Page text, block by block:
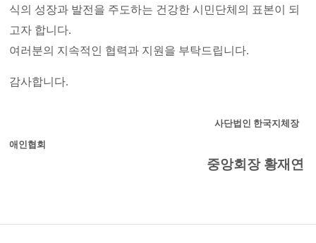
식의 성장과 발전을 주도하는 건강한 시민단체의 표본이 되
고자 합니다.
여러분의 지속적인 협력과 지원을 부탁드립니다.
감사합니다.
사단법인 한국지체장
애인협회
중앙회장 황재연